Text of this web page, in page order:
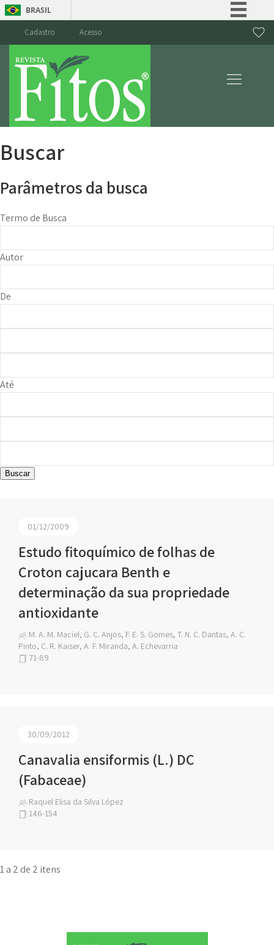
BRASIL
Canais
Cadastro Acesso
Buscar
Parâmetros da busca
Termo de Busca
Autor
De
Até
Buscar
01/12/2009
Estudo fitoquímico de folhas de
Croton cajucara Benth e
determinação da sua propriedade
antioxidante
M. A. M. Maciel, G. C. Anjos, F. E. S. Gomes, T. N. C. Dantas, A. C.
Pinto, C. R. Kaiser, A. F. Miranda, A. Echevarria
71-89
30/09/2012
Canavalia ensiformis (L.) DC
(Fabaceae)
Raquel Elisa da Silva López
146-154
1 a 2 de 2 itens